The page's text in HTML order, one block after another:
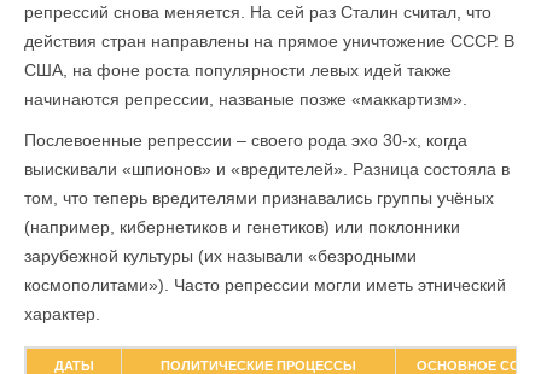
репрессий снова меняется. На сей раз Сталин считал, что
действия стран направлены на прямое уничтожение СССР. В
США, на фоне роста популярности левых идей также
начинаются репрессии, названые позже «маккартизм».
Послевоенные репрессии – своего рода эхо 30-х, когда
выискивали «шпионов» и «вредителей». Разница состояла в
том, что теперь вредителями признавались группы учёных
(например, кибернетиков и генетиков) или поклонники
зарубежной культуры (их называли «безродными
космополитами»). Часто репрессии могли иметь этнический
характер.
ДАТЫ ПОЛИТИЧЕСКИЕ ПРОЦЕССЫ ОСНОВНОЕ